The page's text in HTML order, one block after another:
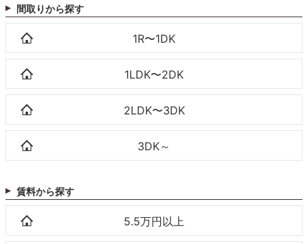
間取りから探す
1R〜1DK
1LDK〜2DK
2LDK〜3DK
3DK～
賃料から探す
5.5万円以上